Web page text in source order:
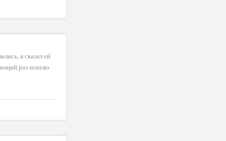
я сказал ей
раз пошлю